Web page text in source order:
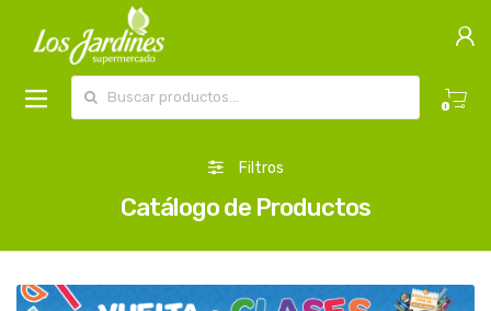
0
Filtros
Catálogo de Productos